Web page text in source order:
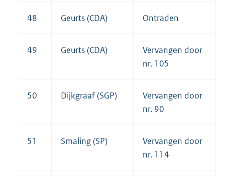
48 Geurts (CDA) Ontraden
49 Geurts (CDA)
Vervangen door
nr. 105
50 Dijkgraaf (SGP)
Vervangen door
nr. 90
51 Smaling (SP)
Vervangen door
nr. 114